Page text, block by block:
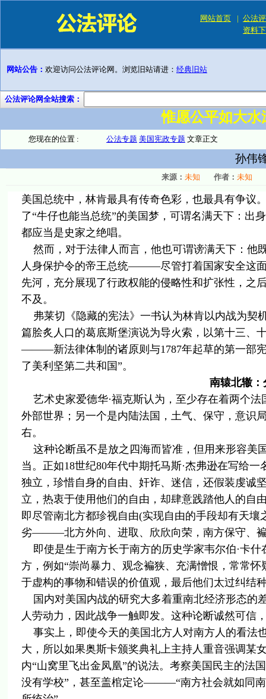
网站首页 | 公法
资料
网站公告： 欢迎访问公法评论网。浏览旧站请进： 经典旧站
公法评论网全站搜索：
惟愿公平如大
您现在的位置 : 公法专题 美国宪政专题 文章正文
孙伟
来源： 未知 作者： 未知
美国总统中，林肯最具有传奇色彩，也最具有争议
了“牛仔也能当总统”的美国梦，可谓名满天下：出
都应当是史家之绝唱。
然而，对于法律人而言，他也可谓谤满天下：他
人身保护令的帝王总统———尽管打着国家安全这
先河，充分展现了行政权能的侵略性和扩张性，之
不及。
弗莱切《隐藏的宪法》一书认为林肯以内战为契
篇脍炙人口的葛底斯堡演说为导火索，以第十三、
———新法律体制的诸原则与1787年起草的第一部
了美利坚第二共和国”。
南辕北辙
艺术史家爱德华·福克斯认为，至少存在着两个
外部世界；另一个是内陆法国，土气、保守，意识
右。
这种论断虽不是放之四海而皆准，但用来形容美
当。正如18世纪80年代中期托马斯·杰弗逊在写给
独立，珍惜自身的自由、奸诈、迷信，还假装虔诚
立，热衷于使用他们的自由，却肆意践踏他人的自
即尽管南北方都珍视自由(实现自由的手段却有天
劣———北方外向、进取、欣欣向荣，南方保守、
即使是生于南方长于南方的历史学家韦尔伯·卡
方，例如“崇尚暴力、观念褊狭、充满憎恨，常常
于虚构的事物和错误的价值观，最后他们太过纠结
国内对美国内战的研究大多着重南北经济形态的
人劳动力，因此战争一触即发。这种论断诚然可信
事实上，即使今天的美国北方人对南方人的看
大，所以如果奥斯卡颁奖典礼上主持人重音强调某
内“山窝里飞出金凤凰”的说法。考察美国民主的法
没有学校”，甚至盖棺定论———“南方社会就如同